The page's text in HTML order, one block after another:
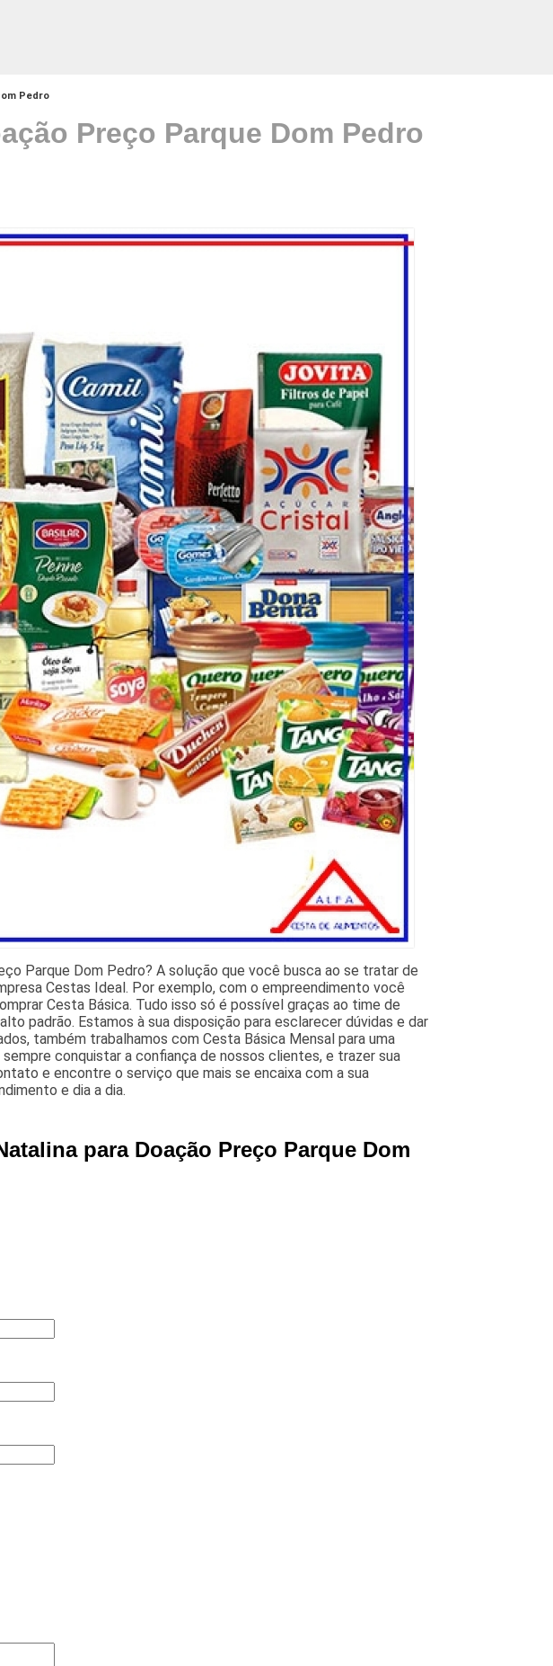
Pedro
Preço Parque Dom Pedro
Parque Dom Pedro? A solução que você busca ao se tratar de
Cestas Ideal. Por exemplo, com o empreendimento você
Cesta Básica. Tudo isso só é possível graças ao time de
padrão. Estamos à sua disposição para esclarecer dúvidas e dar
também trabalhamos com Cesta Básica Mensal para uma
conquistar a confiança de nossos clientes, e trazer sua
e encontre o serviço que mais se encaixa com a sua
e dia a dia.
para Doação Preço Parque Dom